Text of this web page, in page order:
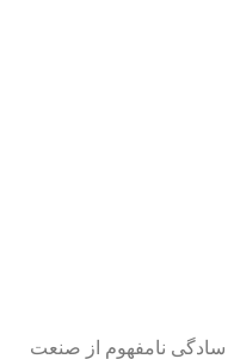
سادگی نامفهوم از صنعت